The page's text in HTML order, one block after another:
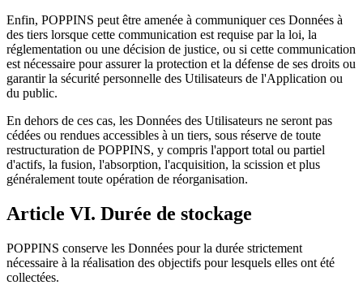
Enfin, POPPINS peut être amenée à communiquer ces Données à
des tiers lorsque cette communication est requise par la loi, la
réglementation ou une décision de justice, ou si cette communication
est nécessaire pour assurer la protection et la défense de ses droits ou
garantir la sécurité personnelle des Utilisateurs de l'Application ou
du public.
En dehors de ces cas, les Données des Utilisateurs ne seront pas
cédées ou rendues accessibles à un tiers, sous réserve de toute
restructuration de POPPINS, y compris l'apport total ou partiel
d'actifs, la fusion, l'absorption, l'acquisition, la scission et plus
généralement toute opération de réorganisation.
Article VI. Durée de stockage
POPPINS conserve les Données pour la durée strictement
nécessaire à la réalisation des objectifs pour lesquels elles ont été
collectées.